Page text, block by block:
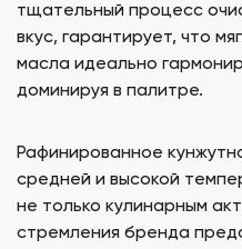
тщательный процесс
вкус, гарантирует, что
масла идеально
доминируя в палитре.
Рафинированное
средней и высокой
не только кулинарным
стремления бренда